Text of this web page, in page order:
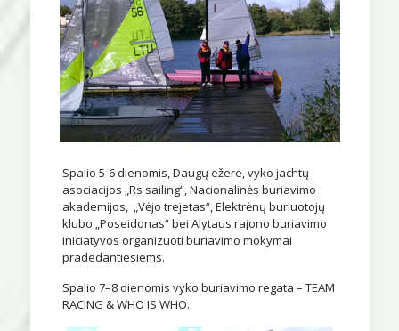
Spalio 5-6 dienomis, Daugų ežere, vyko jachtų
asociacijos „Rs sailing“, Nacionalinės buriavimo
akademijos, „Vėjo trejetas“, Elektrėnų buriuotojų
klubo „Poseidonas“ bei Alytaus rajono buriavimo
iniciatyvos organizuoti buriavimo mokymai
pradedantiesiems.
Spalio 7–8 dienomis vyko buriavimo regata – TEAM
RACING & WHO IS WHO.